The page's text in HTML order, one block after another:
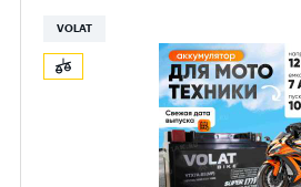
VOLAT